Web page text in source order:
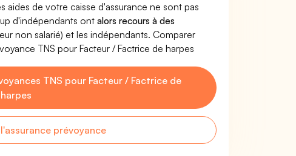
de votre caisse d'assurance ne sont pas
d'indépendants ont alors recours à des
non salarié) et les indépendants. Comparer
TNS pour Facteur / Factrice de harpes
TNS pour Facteur / Factrice de
harpes
prévoyance